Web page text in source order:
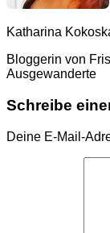
Katharina
Bloggerin von
Ausgewanderte
Schreibe
Deine E-Mail-